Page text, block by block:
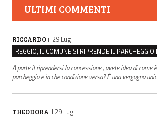
ULTIMI COMMENTI
RICCARDO il 29 Lug
A parte il riprendersi la concessione , avete idea di come
parcheggio e in che condizione versa? È una vergogna
THEODORA il 29 Lug